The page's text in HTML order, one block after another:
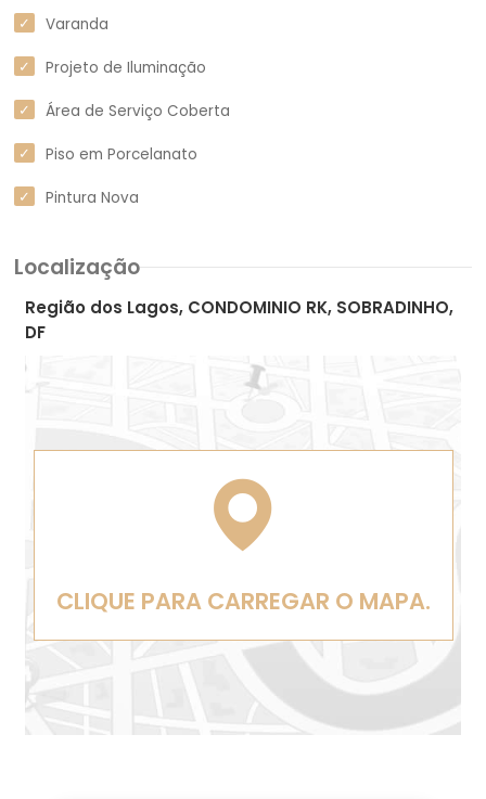
Varanda
Projeto de Iluminação
Área de Serviço Coberta
Piso em Porcelanato
Pintura Nova
Localização
Região dos Lagos, CONDOMINIO RK, SOBRADINHO,
DF
CLIQUE PARA CARREGAR O MAPA.